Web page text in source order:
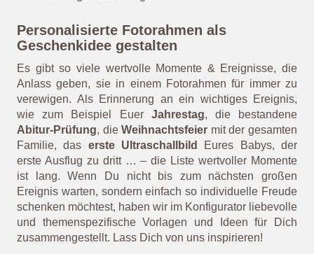
Persönliches Foto
Themenspezifische Symbole & Grafiken (zur
Hochzeit oder Geburt eines Babys)
Hunde & Katzen
Sonstige Verzierungen
Personalisierte Fotorahmen als
Geschenkidee gestalten
Es gibt so viele wertvolle Momente & Ereignisse, die
Anlass geben, sie in einem Fotorahmen für immer zu
verewigen. Als Erinnerung an ein wichtiges Ereignis,